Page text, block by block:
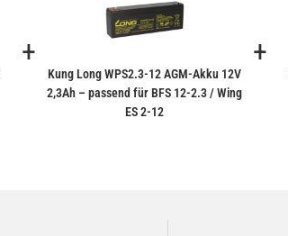
+
Kung Long WPS2.3-12 AGM-Akku 12V
2,3Ah – passend für BFS 12-2.3 / Wing
ES 2-12
+